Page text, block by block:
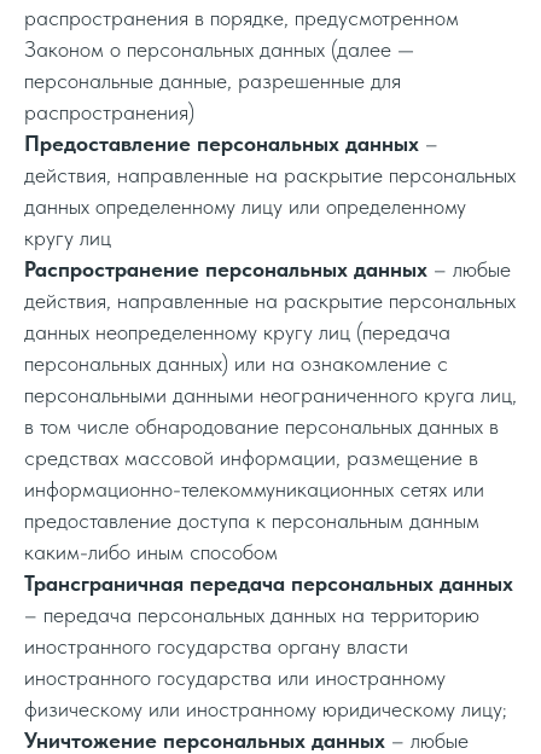
распространения в порядке, предусмотренном
Законом о персональных данных (далее —
персональные данные, разрешенные для
распространения)
Предоставление персональных данных –
действия, направленные на раскрытие персональных
данных определенному лицу или определенному
кругу лиц
Распространение персональных данных – любые
действия, направленные на раскрытие персональных
данных неопределенному кругу лиц (передача
персональных данных) или на ознакомление с
персональными данными неограниченного круга лиц,
в том числе обнародование персональных данных в
средствах массовой информации, размещение в
информационно-телекоммуникационных сетях или
предоставление доступа к персональным данным
каким-либо иным способом
Трансграничная передача персональных данных
– передача персональных данных на территорию
иностранного государства органу власти
иностранного государства или иностранному
физическому или иностранному юридическому лицу;
Уничтожение персональных данных – любые